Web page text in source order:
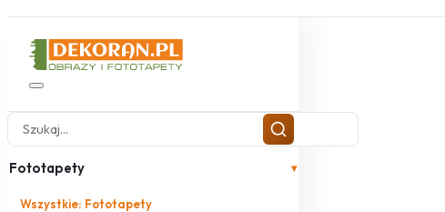
Fototapety ▾
Wszystkie: Fototapety